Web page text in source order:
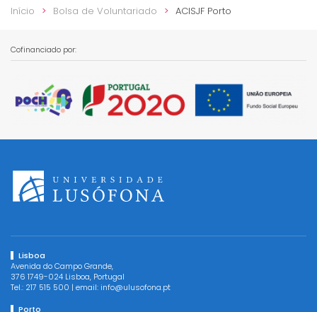
Início Bolsa de Voluntariado ACISJF Porto
Cofinanciado por:
Lisboa
Avenida do Campo Grande,
376 1749-024 Lisboa, Portugal
Tel.: 217 515 500 | email:info@ulusofona.pt
Porto